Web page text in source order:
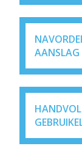
AANSLAG